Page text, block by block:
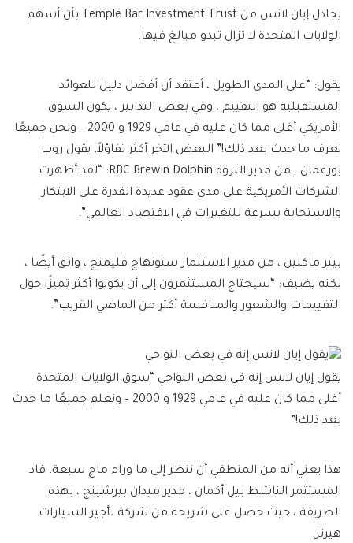
يجادل إيان لانس من Temple Bar Investment Trust بأن أسهم
الولايات المتحدة لا تزال تبدو مبالغ فيها.
يقول: “على المدى الطويل ، أعتقد أن أفضل دليل للعوائد
المستقبلية هو التقييم ، وفي بعض التدابير ، يكون السوق
الأمريكي أغلى مما كان عليه في عامي 1929 و 2000 – ونحن جميعًا
نعرف ما حدث بعد ذلك!” البعض الآخر أكثر تفاؤلاً. يقول روب
بورغمان ، من مدير الثروة RBC Brewin Dolphin: “لقد أظهرت
الشركات الأمريكية على مدى عقود عديدة القدرة على الابتكار
والاستجابة بسرعة للتغيرات في الاقتصاد العالمي”.
بيتر ماكلين ، من مدير الاستثمار ستونهاج فليمنج ، واثق أيضًا ،
لكنه يضيف: “سيحتاج المستثمرون إلى أن يكونوا أكثر تميزًا حول
التقييمات والشعور والمنافسة أكثر من الماضي القريب”.
يقول إيان لانس إنه في بعض النواحي “سوق الولايات المتحدة
أغلى مما كان عليه في عامي 1929 و 2000 – ونعلم جميعًا ما حدث
بعد ذلك!”
هذا يعني أنه من المنطقي أن ننظر إلى ما وراء ماج سبعة. قاد
المستثمر الناشط بيل أكمان ، مدير ميدان بيرشينج ، بهذه
الطريقة ، حيث حصل على شريحة من شركة تأجير السيارات
هيرتز.